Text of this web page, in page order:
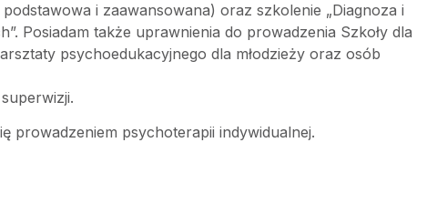
i zaawansowana) oraz szkolenie „Diagnoza i
Posiadam także uprawnienia do prowadzenia Szkoły dla
psychoedukacyjnego dla młodzieży oraz osób
prowadzeniem psychoterapii indywidualnej.